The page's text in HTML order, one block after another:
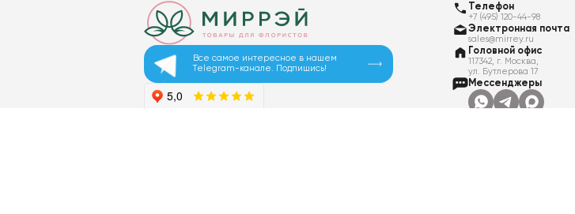
Все самое интересное в нашем
Telegram-канале. Подпишись!
Телефон
+7 (495) 120-44-98
Электронная почта
sales@mirrey.ru
Головной офис
117342, г. Москва,
ул. Бутлерова 17
Мессенджеры